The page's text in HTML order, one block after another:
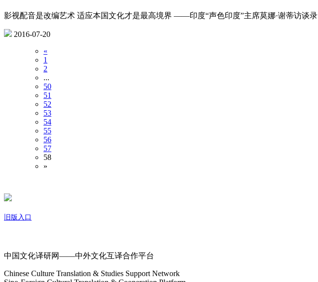
影视配音是改编艺术 适应本国文化才是最高境界 ——印度“声色印度”主席莫娜·谢蒂访谈录
2016-07-20
«
1
2
...
50
51
52
53
54
55
56
57
58
»
旧版入口
中国文化译研网——中外文化互译合作平台
Chinese Culture Translation & Studies Support Network